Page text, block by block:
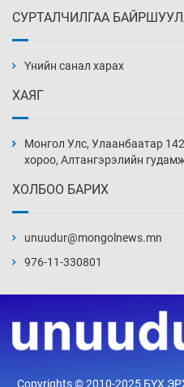
нэмэгджээ
Уржигдар 13
Уржигдар 13
Уржигдар 12
СУРТАЛЧИЛГАА
Үнийн санал харах
ХАЯГ
Монгол Улс, Улаанбаатар
хороо, Алтангэрэлийн
ХОЛБОО БАРИХ
unuudur@mongolnews.mn
976-11-330801
Copyrights © 2010-2025 БҮХ